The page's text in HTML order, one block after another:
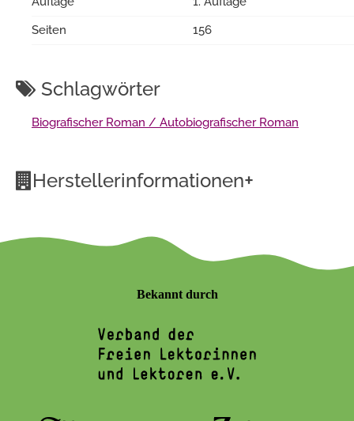
Seiten
156
Schlagwörter
Biografischer Roman / Autobiografischer Roman
Herstellerinformationen+
Bekannt durch